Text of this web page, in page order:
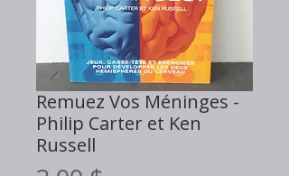
Remuez Vos Méninges -
Philip Carter et Ken
Russell